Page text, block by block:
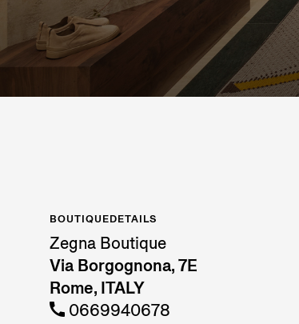
BOUTIQUEDETAILS
Zegna Boutique
Via Borgognona, 7E
Rome, ITALY
0669940678